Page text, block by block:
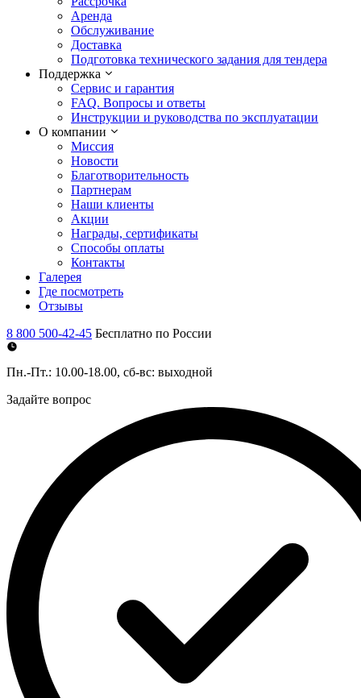
Аренда
Обслуживание
Доставка
Подготовка технического задания для тендера
Поддержка
Сервис и гарантия
FAQ. Вопросы и ответы
Инструкции и руководства по эксплуатации
О компании
Миссия
Новости
Благотворительность
Партнерам
Наши клиенты
Акции
Награды, сертификаты
Способы оплаты
Контакты
Галерея
Где посмотреть
Отзывы
8 800 500-42-45 Бесплатно по России
Пн.-Пт.: 10.00-18.00, сб-вс: выходной
Задайте вопрос